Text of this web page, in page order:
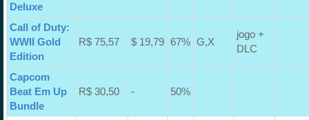
Deluxe
Call of Duty:
WWII Gold
Edition
R$ 75,57 $ 19,79 67% G,X
jogo +
DLC
Capcom
Beat Em Up
Bundle
R$ 30,50 - 50%